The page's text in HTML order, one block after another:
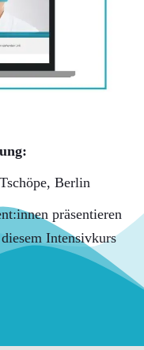
Berlin
präsentieren
Intensivkurs